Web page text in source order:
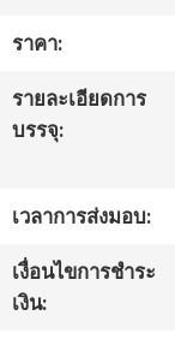
โรงงาน
ควบคุม
ติดต่อ
ราคา:
รายละเอียดการ
บรรจุ:
เวลาการส่งมอบ:
เงื่อนไขการชำระ
เงิน: